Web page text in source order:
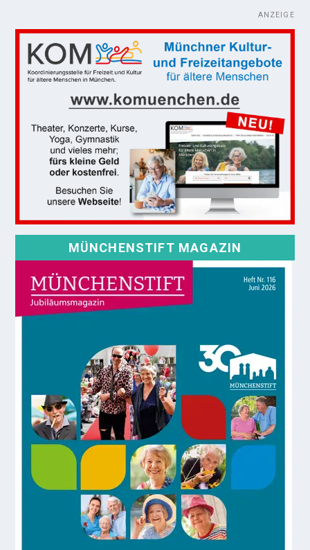
ANZEIGE
MÜNCHENSTIFT MAGAZIN